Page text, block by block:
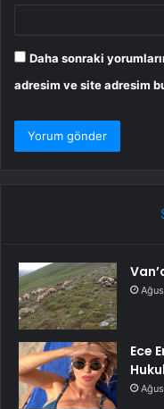
Daha sonraki
adresim ve site adresim
Ece